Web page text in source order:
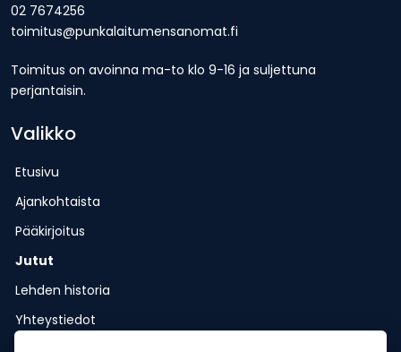
02 7674256
toimitus@punkalaitumensanomat.fi
Toimitus on avoinna ma-to klo 9-16 ja suljettuna
perjantaisin.
Valikko
Etusivu
Ajankohtaista
Pääkirjoitus
Jutut
Lehden historia
Yhteystiedot